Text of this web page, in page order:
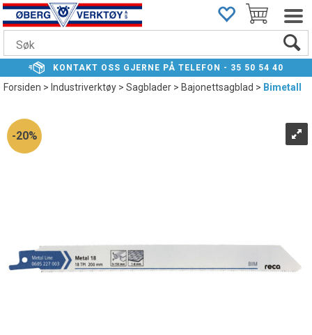
KONTAKT OSS GJERNE PÅ TELEFON - 35 50 54 40
Forsiden> Industriverktøy>Sagblader>Bajonettsagblad> Bimetall
20%